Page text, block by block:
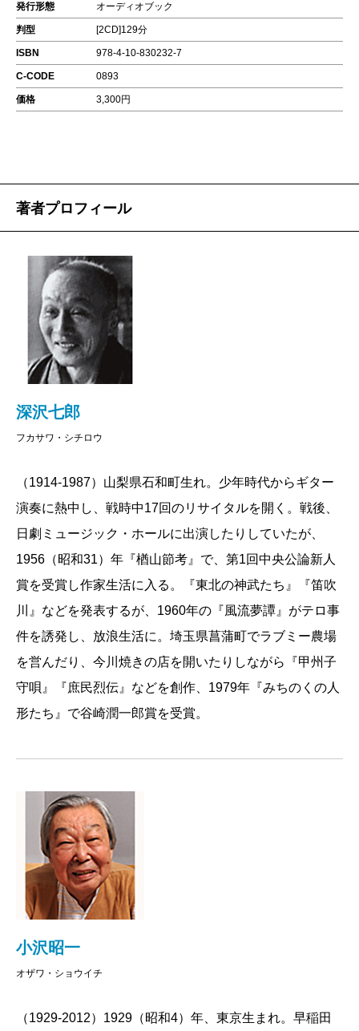
発行形態 オーディオブック
判型 [2CD]129分
ISBN 978-4-10-830232-7
C-CODE 0893
価格 3,300円
著者プロフィール
深沢七郎
フカサワ・シチロウ
（1914-1987）山梨県石和町生れ。少年時代からギター
演奏に熱中し、戦時中17回のリサイタルを開く。戦後、
日劇ミュージック・ホールに出演したりしていたが、
1956（昭和31）年『楢山節考』で、第1回中央公論新人
賞を受賞し作家生活に入る。『東北の神武たち』『笛吹
川』などを発表するが、1960年の『風流夢譚』がテロ事
件を誘発し、放浪生活に。埼玉県菖蒲町でラブミー農場
を営んだり、今川焼きの店を開いたりしながら『甲州子
守唄』『庶民烈伝』などを創作、1979年『みちのくの人
形たち』で谷崎潤一郎賞を受賞。
小沢昭一
オザワ・ショウイチ
（1929-2012）1929（昭和4）年、東京生まれ。早稲田